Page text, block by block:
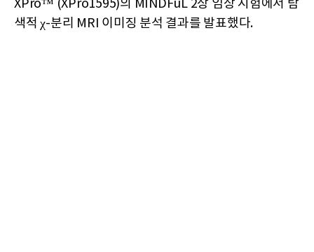
XPro™ (XPro1595)의 MINDFuL 2상 임상 시험에서 탐
색적 χ-분리 MRI 이미징 분석 결과를 발표했다.